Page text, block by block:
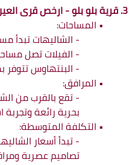
3. قرية بلو بلو - ارخص قرى العين السخنة
• المساحات:
- الشاليهات تبدأ مساحتها
- الفيلات تصل مساحتها إلى
- البنتهاوس
• المرافق:
- تقع بالقرب من
بحرية رائعة
• التكلفة المتوسطة:
-
تصاميم عصرية